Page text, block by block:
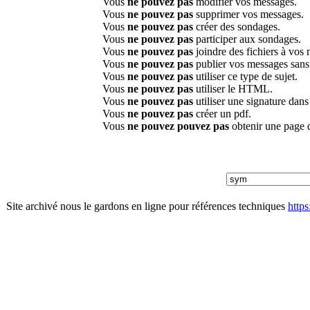
Vous ne pouvez pas supprimer vos messages.
Vous ne pouvez pas créer des sondages.
Vous ne pouvez pas participer aux sondages.
Vous ne pouvez pas joindre des fichiers à vos
Vous ne pouvez pas publier vos messages
Vous ne pouvez pas utiliser ce type de sujet.
Vous ne pouvez pas utiliser le HTML.
Vous ne pouvez pas utiliser une signature
Vous ne pouvez pas créer un pdf.
Vous ne pouvez pouvez pas obtenir une page
Site archivé nous le gardons en ligne pour références techniques